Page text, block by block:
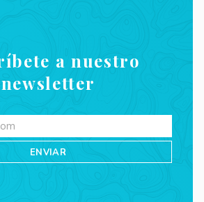
a nuestro
newsletter